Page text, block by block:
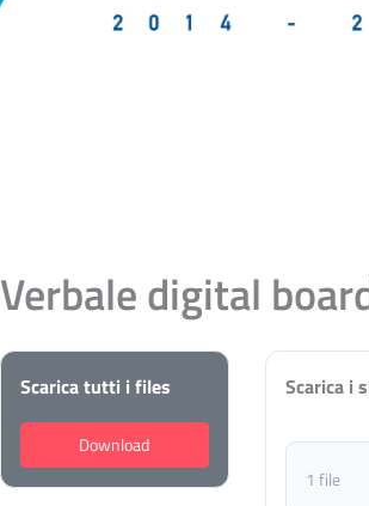
Verbale digital
Scarica tutti i files
Download
Scarica i
1 file